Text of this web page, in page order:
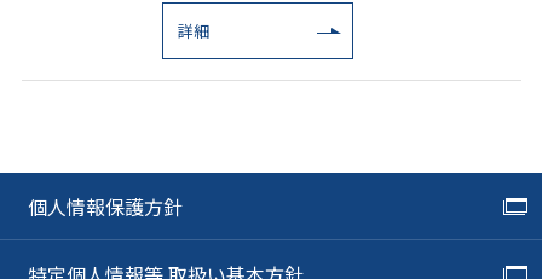
詳細
個人情報保護方針